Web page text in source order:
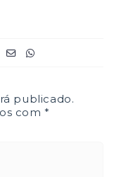
publicado.
com*